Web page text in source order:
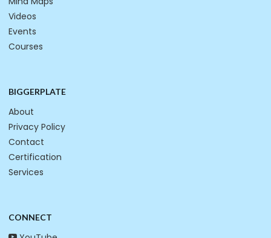
Videos
Events
Courses
BIGGERPLATE
About
Privacy Policy
Contact
Certification
Services
CONNECT